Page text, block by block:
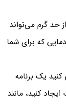
حد گرم می‌تواند
که برای شما
یک برنامه
کنید، مانند